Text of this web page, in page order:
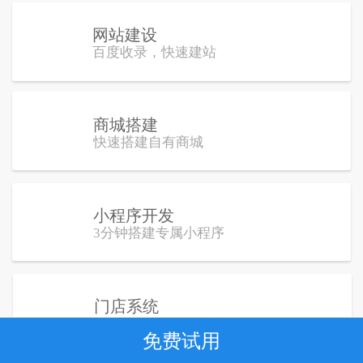
网站建设
百度收录，快速建站
百度收录，快速建站
商城搭建
门店系统
小程序开发
3分钟搭建专属小程序
快速搭建自有商城
免费试用